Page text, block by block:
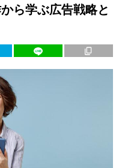
ら学ぶ広告戦略と